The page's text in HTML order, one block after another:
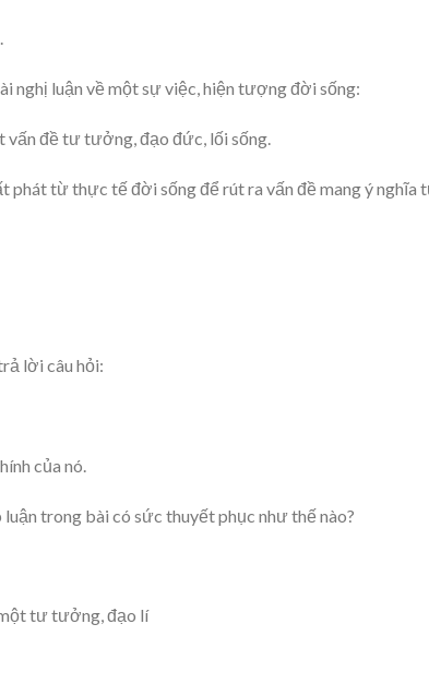
nghị luận về một sự việc, hiện tượng đời sống:
vấn đề tư tưởng, đạo đức, lối sống.
phát từ thực tế đời sống để rút ra vấn đề mang ý nghĩa
lời câu hỏi:
của nó.
trong bài có sức thuyết phục như thế nào?
tư tưởng, đạo lí